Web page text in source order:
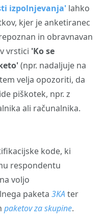
izpolnjevanja' lahko
kjer je anketiranec
in obravnavan
vrstici 'Ko se
(npr. nadaljuje na
velja opozoriti, da
piškotek, npr. z
ali računalnika.
kode, ki
respondentu
voljo
paketa 3KAter
paketov za skupine.